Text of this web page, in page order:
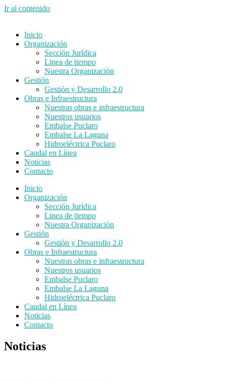
Ir al contenido
Inicio
Organización
Sección Jurídica
Linea de tiempo
Nuestra Organización
Gestión
Gestión y Desarrollo 2.0
Obras e Infraestructura
Nuestras obras e infraestructura
Nuestros usuarios
Embalse Puclaro
Embalse La Laguna
Hidroeléctrica Puclaro
Caudal en Línea
Noticias
Contacto
Inicio
Organización
Sección Jurídica
Linea de tiempo
Nuestra Organización
Gestión
Gestión y Desarrollo 2.0
Obras e Infraestructura
Nuestras obras e infraestructura
Nuestros usuarios
Embalse Puclaro
Embalse La Laguna
Hidroeléctrica Puclaro
Caudal en Línea
Noticias
Contacto
Noticias